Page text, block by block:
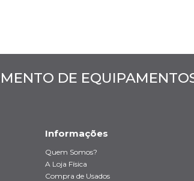
DE
Informações
Quem Somos?
A Loja Física
Compra de Usados